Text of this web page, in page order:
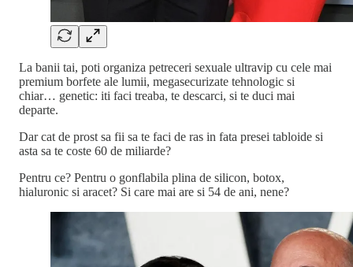
La banii tai, poti organiza petreceri sexuale ultravip cu cele mai
premium borfete ale lumii, megasecurizate tehnologic si
chiar… genetic: iti faci treaba, te descarci, si te duci mai
departe.
Dar cat de prost sa fii sa te faci de ras in fata presei tabloide si
asta sa te coste 60 de miliarde?
Pentru ce? Pentru o gonflabila plina de silicon, botox,
hialuronic si aracet? Si care mai are si 54 de ani, nene?